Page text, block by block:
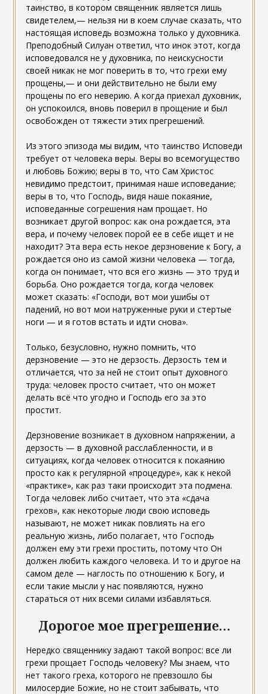
таинство, в котором священник является лишь
свидетелем,— нельзя ни в коем случае сказать, что
настоящая исповедь возможна только у духовника.
Преподобный Силуан ответил, что инок этот, когда
исповедовался не у духовника, по неискусности
своей никак не мог поверить в то, что грехи ему
прощены,— и они действительно не были ему
прощены по его неверию. А когда приехал духовник,
он успокоился, вновь поверил в прощение и был
освобожден от тяжести этих прегрешений.
Из этого эпизода мы видим, что таинство Исповеди
требует от человека веры. Веры во всемогущество
и любовь Божию; веры в то, что Сам Христос
невидимо предстоит, принимая наше исповедание;
веры в то, что Господь, видя наше покаяние,
исповеданные согрешения нам прощает. Но
возникает другой вопрос: как она рождается, эта
вера, и почему человек порой ее в себе ищет и не
находит? Эта вера есть некое дерзновение к Богу, а
рождается оно из самой жизни человека — тогда,
когда он понимает, что вся его жизнь — это труд и
борьба. Оно рождается тогда, когда человек
может сказать: «Господи, вот мои ушибы от
падений, но вот мои натруженные руки и стертые
ноги — и я готов встать и идти снова».
Только, безусловно, нужно помнить, что
дерзновение — это не дерзость. Дерзость тем и
отличается, что за ней не стоит опыт духовного
труда: человек просто считает, что он может
делать всё что угодно и Господь его за это
простит.
Дерзновение возникает в духовном напряжении, а
дерзость — в духовной расслабленности, и в
ситуациях, когда человек относится к покаянию
просто как к регулярной «процедуре», как к некой
«практике», как раз таки происходит эта подмена.
Тогда человек либо считает, что эта «сдача
грехов», как некоторые люди свою исповедь
называют, не может никак повлиять на его
реальную жизнь, либо полагает, что Господь
должен ему эти грехи простить, потому что Он
должен любить каждого человека. И то и другое на
самом деле — наглость по отношению к Богу, и
если такие мысли у нас появляются, нужно
стараться от них всеми силами избавляться.
Дорогое мое прегрешение…
Нередко священнику задают такой вопрос: все ли
грехи прощает Господь человеку? Мы знаем, что
нет такого греха, которого не превзошло бы
милосердие Божие, но не стоит забывать, что